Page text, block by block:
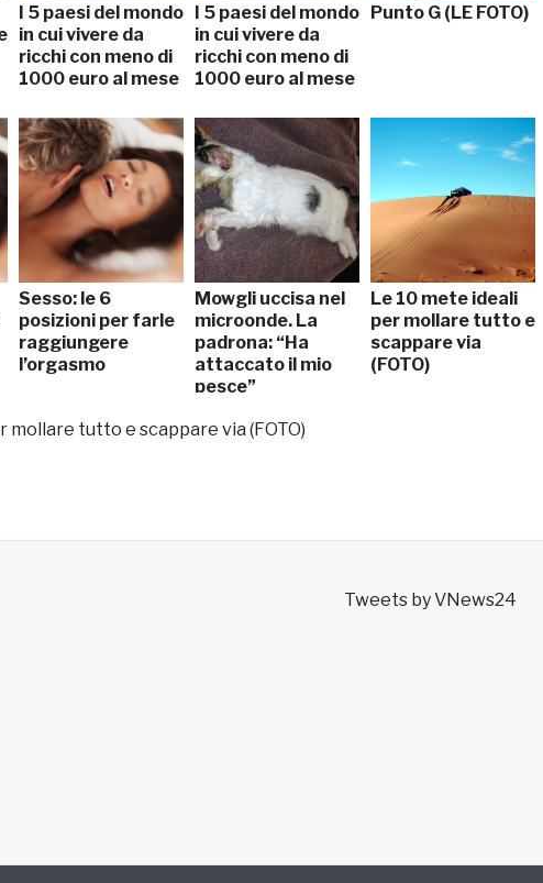
I 5 paesi del mondo
in cui vivere da
ricchi con meno di
1000 euro al mese
I 5 paesi del mondo
in cui vivere da
ricchi con meno di
1000 euro al mese
Punto G (LE FOTO)
Sesso: le 6
posizioni per farle
raggiungere
l’orgasmo
Mowgli uccisa nel
microonde. La
padrona: “Ha
attaccato il mio
pesce”
Le 10 mete ideali
per mollare tutto e
scappare via
(FOTO)
mollare tutto e scappare via (FOTO)
Tweets by VNews24